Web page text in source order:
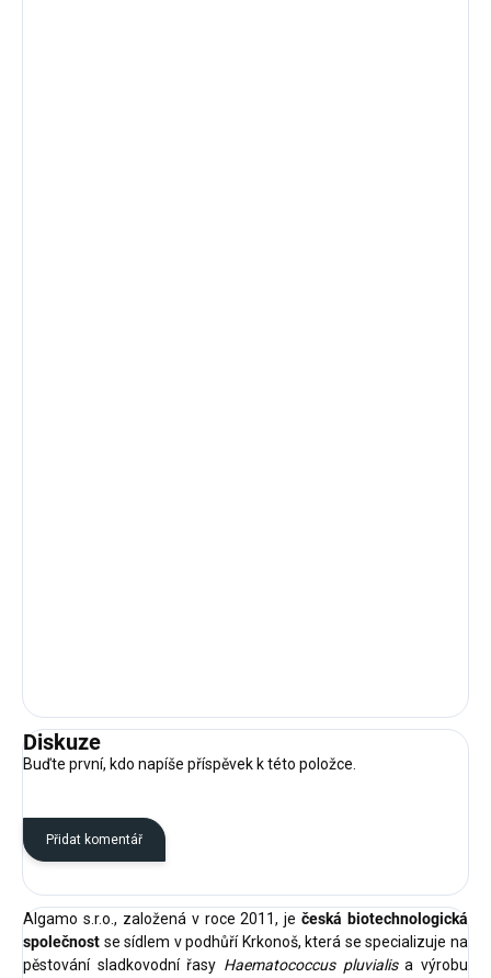
Diskuze
Buďte první, kdo napíše příspěvek k této položce.
Přidat komentář
Algamo s.r.o., založená v roce 2011, ječeská biotechnologická
společnost se sídlem v podhůří Krkonoš, která se specializuje na
pěstování sladkovodní řasy Haematococcus pluvialisa výrobu